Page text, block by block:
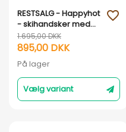
Vis her
RESTSALG - Happyhot
- skihandsker med
elvarme "Norway"
1.695,00 DKK
895,00 DKK
På lager
Vælg variant
favorite_outline